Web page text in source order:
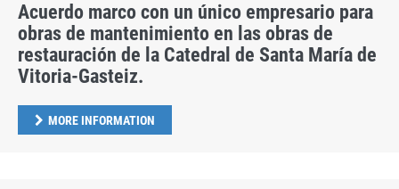
Acuerdo marco con un único empresario para
obras de mantenimiento en las obras de
restauración de la Catedral de Santa María de
Vitoria-Gasteiz.
MORE INFORMATION